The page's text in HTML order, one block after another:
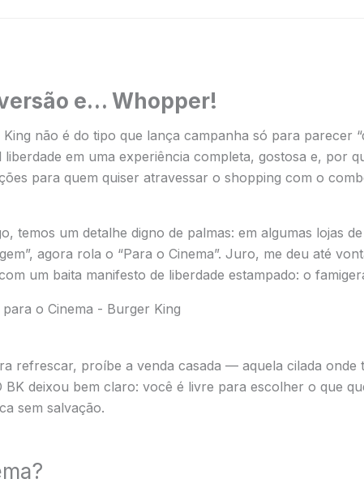
e… Whopper!
não é do tipo que lança campanha só para parecer
em uma experiência completa, gostosa e, por
para quem quiser atravessar o shopping com o
temos um detalhe digno de palmas: em algumas lojas
agora rola o “Para o Cinema”. Juro, me deu até
um baita manifesto de liberdade estampado: o
refrescar, proíbe a venda casada — aquela cilada
BK deixou bem claro: você é livre para escolher o que
sem salvação.